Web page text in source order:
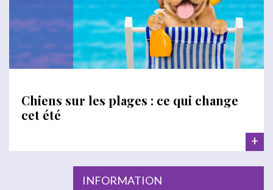
Chiens sur les plages : ce qui change
cet été
+
INFORMATION